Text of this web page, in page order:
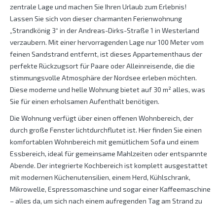
zentrale Lage und machen Sie Ihren Urlaub zum Erlebnis!
Lassen Sie sich von dieser charmanten Ferienwohnung
„Strandkönig 3“ in der Andreas-Dirks-Straße 1 in Westerland
verzaubern. Mit einer hervorragenden Lage nur 100 Meter vom
feinen Sandstrand entfernt, ist dieses Appartementhaus der
perfekte Rückzugsort für Paare oder Alleinreisende, die die
stimmungsvolle Atmosphäre der Nordsee erleben möchten.
Diese moderne und helle Wohnung bietet auf 30 m² alles, was
Sie für einen erholsamen Aufenthalt benötigen.
Die Wohnung verfügt über einen offenen Wohnbereich, der
durch große Fenster lichtdurchflutet ist. Hier finden Sie einen
komfortablen Wohnbereich mit gemütlichem Sofa und einem
Essbereich, ideal für gemeinsame Mahlzeiten oder entspannte
Abende. Der integrierte Kochbereich ist komplett ausgestattet
mit modernen Küchenutensilien, einem Herd, Kühlschrank,
Mikrowelle, Espressomaschine und sogar einer Kaffeemaschine
– alles da, um sich nach einem aufregenden Tag am Strand zu